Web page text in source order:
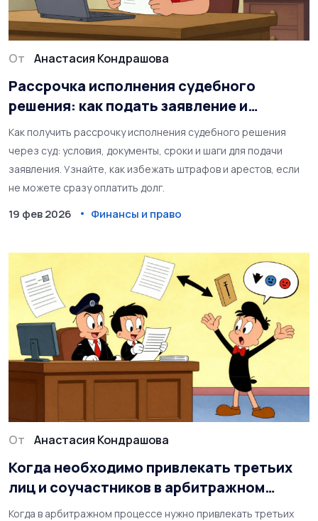
От Анастасия Кондрашова
Рассрочка исполнения судебного
решения: как подать заявление и
получить через суд
Как получить рассрочку исполнения судебного решения
через суд: условия, документы, сроки и шаги для подачи
заявления. Узнайте, как избежать штрафов и арестов, если
не можете сразу оплатить долг.
19 фев 2026 Финансы и право
От Анастасия Кондрашова
Когда необходимо привлекать третьих
лиц и соучастников в арбитражном
процессе
Когда в арбитражном процессе нужно привлекать третьих